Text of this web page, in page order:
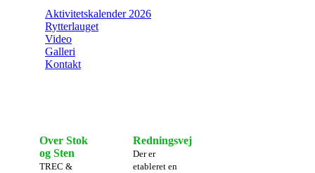
Aktivitetskalender 2026
Rytterlauget
Video
Galleri
Kontakt
Over Stok
og Sten
TREC &
Redningsvej
Der er
etableret en